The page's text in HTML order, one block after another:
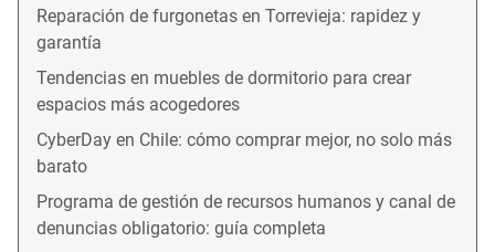
Reparación de furgonetas en Torrevieja: rapidez y
garantía
Tendencias en muebles de dormitorio para crear
espacios más acogedores
CyberDay en Chile: cómo comprar mejor, no solo más
barato
Programa de gestión de recursos humanos y canal de
denuncias obligatorio: guía completa